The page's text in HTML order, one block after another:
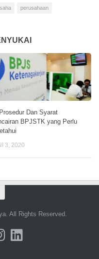
perusahaan
Dan Syarat
BPJSTK yang Perlu
3, 2020
All Rights Reserved.